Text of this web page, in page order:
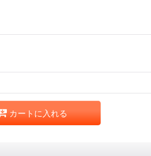
カートに入れる